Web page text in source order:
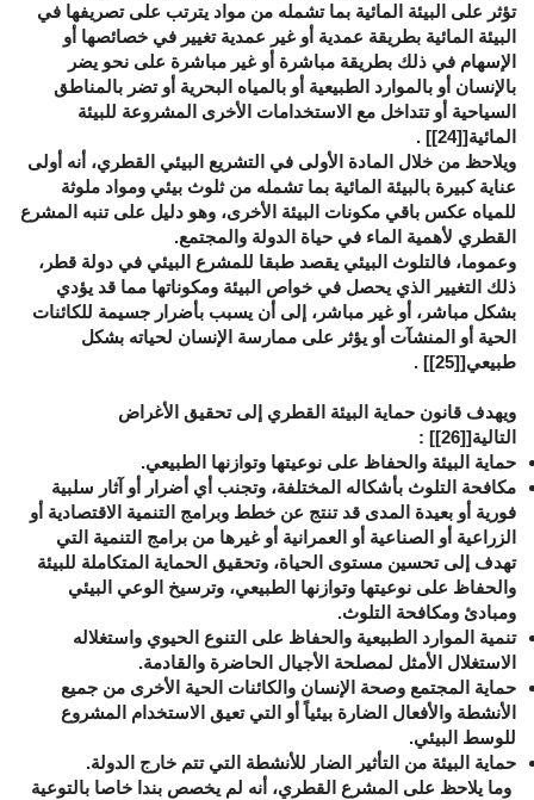
تؤثر على البيئة المائية بما تشمله من مواد يترتب على تصريفها في
البيئة المائية بطريقة عمدية أو غير عمدية تغيير في خصائصها أو
الإسهام في ذلك بطريقة مباشرة أو غير مباشرة على نحو يضر
بالإنسان أو بالموارد الطبيعية أو بالمياه البحرية أو تضر بالمناطق
السياحية أو تتداخل مع الاستخدامات الأخرى المشروعة للبيئة
المائية[[24]
] .
ويلاحظ من خلال المادة الأولى في التشريع البيئي القطري، أنه أولى
عناية كبيرة بالبيئة المائية بما تشمله من ثلوث بيئي ومواد ملوثة
للمياه عكس باقي مكونات البيئة الأخرى، وهو دليل على تنبه المشرع
القطري لأهمية الماء في حياة الدولة والمجتمع.
وعموما، فالتلوث البيئي يقصد طبقا للمشرع البيئي في دولة قطر،
ذلك التغيير الذي يحصل في خواص البيئة ومكوناتها مما قد يؤدي
بشكل مباشر، أو غير مباشر، إلى أن يسبب بأضرار جسيمة للكائنات
الحية أو المنشآت أو يؤثر على ممارسة الإنسان لحياته بشكل
طبيعي[[25]
] .
ويهدف قانون حماية البيئة القطري إلى تحقيق الأغراض
التالية[[26]
]
:
حماية البيئة والحفاظ على نوعيتها وتوازنها الطبيعي.
مكافحة التلوث بأشكاله المختلفة، وتجنب أي أضرار أو آثار سلبية
فورية أو بعيدة المدى قد تنتج عن خطط وبرامج التنمية الاقتصادية أو
الزراعية أو الصناعية أو العمرانية أو غيرها من برامج التنمية التي
تهدف إلى تحسين مستوى الحياة، وتحقيق الحماية المتكاملة للبيئة
والحفاظ على نوعيتها وتوازنها الطبيعي، وترسيخ الوعي البيئي
ومبادئ ومكافحة التلوث.
تنمية الموارد الطبيعية والحفاظ على التنوع الحيوي واستغلاله
الاستغلال الأمثل لمصلحة الأجيال الحاضرة والقادمة.
حماية المجتمع وصحة الإنسان والكائنات الحية الأخرى من جميع
الأنشطة والأفعال الضارة بيئياً أو التي تعيق الاستخدام المشروع
للوسط البيئي.
حماية البيئة من التأثير الضار للأنشطة التي تتم خارج الدولة.
وما يلاحظ على المشرع القطري، أنه لم يخصص بندا خاصا بالتوعية